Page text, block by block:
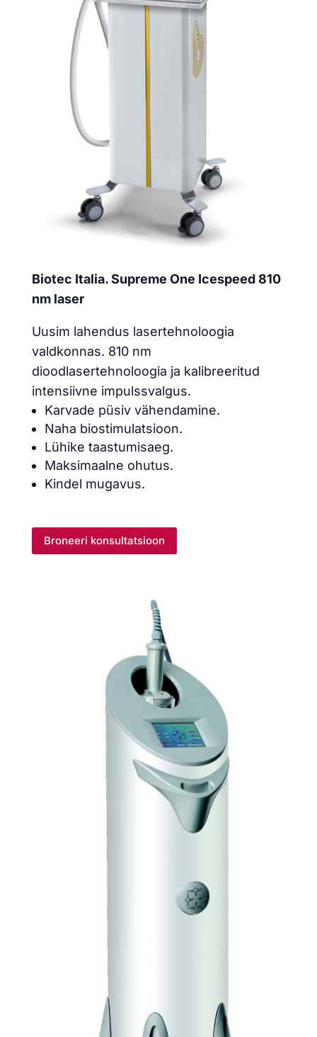
Biotec Italia. Supreme One Icespeed 810
nm laser
Uusim lahendus lasertehnoloogia
valdkonnas. 810 nm
dioodlasertehnoloogia ja kalibreeritud
intensiivne impulssvalgus.
Karvade püsiv vähendamine.
Naha biostimulatsioon.
Lühike taastumisaeg.
Maksimaalne ohutus.
Kindel mugavus.
Broneeri konsultatsioon